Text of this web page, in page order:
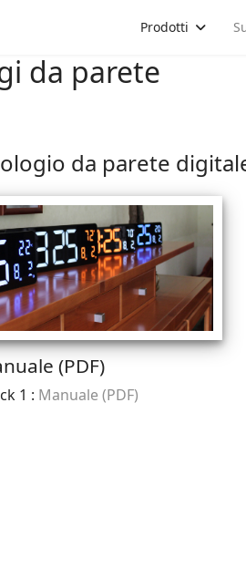
Prodotti
da parete
da parete
(PDF)
1 : Manuale (PDF)